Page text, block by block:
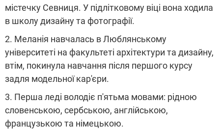
містечку Севниця. У підлітковому віці вона ходила
в школу дизайну та фотографії.
2. Меланія навчалась в Люблянському
університеті на факультеті архітектури та дизайну,
втім, покинула навчання після першого курсу
задля модельної кар'єри.
3. Перша леді володіє п'ятьма мовами: рідною
словенською, сербською, англійською,
французькою та німецькою.